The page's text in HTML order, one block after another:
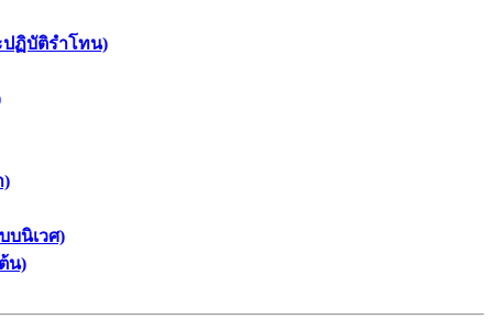
ฏิบัติรำโทน)
)
บนิเวศ)
น)